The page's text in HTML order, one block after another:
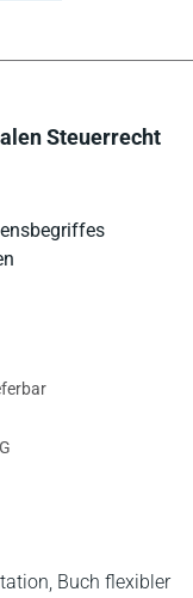
Steuerrecht
Buch flexibler